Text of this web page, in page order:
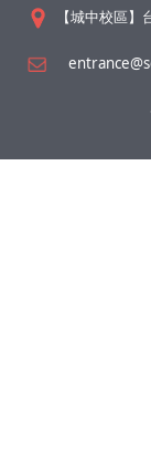
【城中校區